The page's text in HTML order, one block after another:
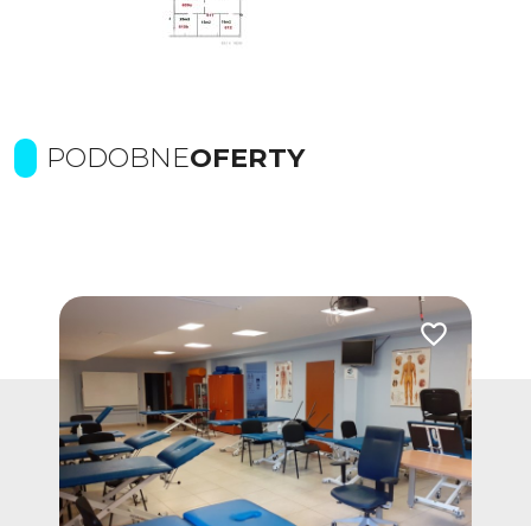
PODOBNEOFERTY
Dodaj do ulubionych Dodaj do